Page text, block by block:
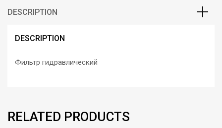
DESCRIPTION
DESCRIPTION
Фильтр гидравлический
RELATED PRODUCTS